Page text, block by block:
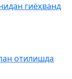
гиёҳванд
отилишда